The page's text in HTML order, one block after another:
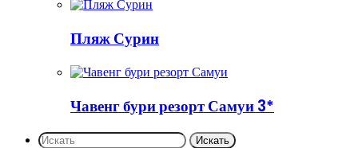
Пляж Сурин
Чавенг бури резорт Самуи 3*
Искать